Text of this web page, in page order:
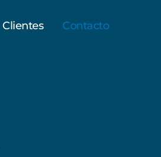
Clientes Contacto